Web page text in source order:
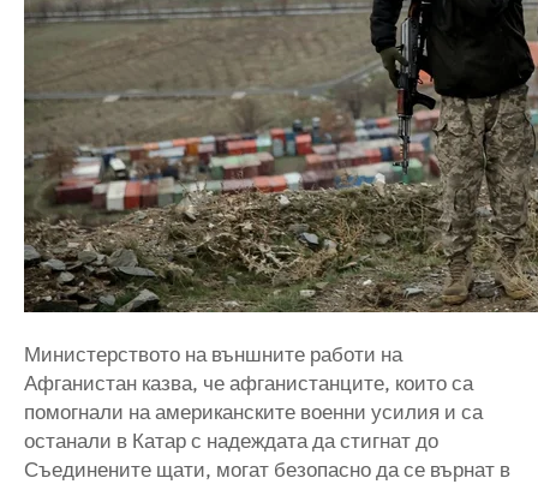
Министерството на външните работи на
Афганистан казва, че афганистанците, които са
помогнали на американските военни усилия и са
останали в Катар с надеждата да стигнат до
Съединените щати, могат безопасно да се върнат в